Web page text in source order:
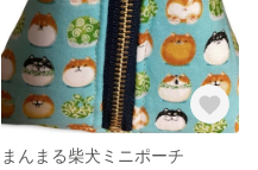
まんまる柴犬ミニポーチ